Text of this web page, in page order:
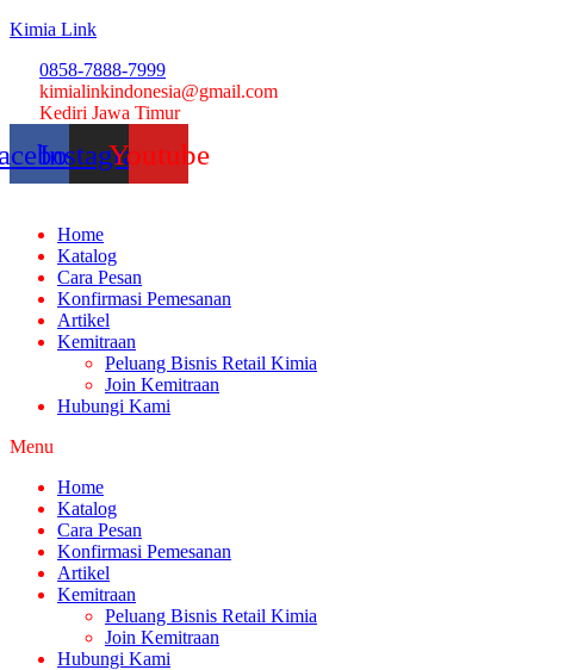
Kimia Link
0858-7888-7999
kimialinkindonesia@gmail.com
Kediri Jawa Timur
InstagramYoutube
Home
Katalog
Cara Pesan
Konfirmasi Pemesanan
Artikel
Kemitraan
Peluang Bisnis Retail Kimia
Join Kemitraan
Hubungi Kami
Menu
Home
Katalog
Cara Pesan
Konfirmasi Pemesanan
Artikel
Kemitraan
Peluang Bisnis Retail Kimia
Join Kemitraan
Hubungi Kami